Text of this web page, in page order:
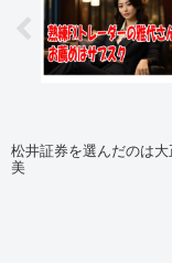
松井証券を選んだのは
美